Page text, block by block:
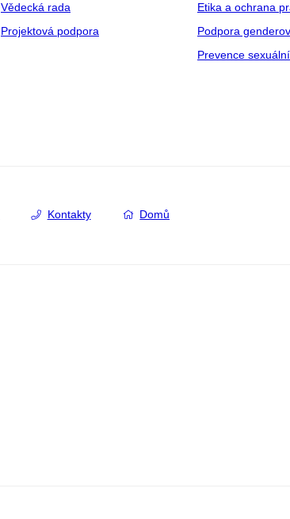
Vědecká rada
Projektová podpora
Etika a ochrana
Podpora
Prevence
Kontakty Domů